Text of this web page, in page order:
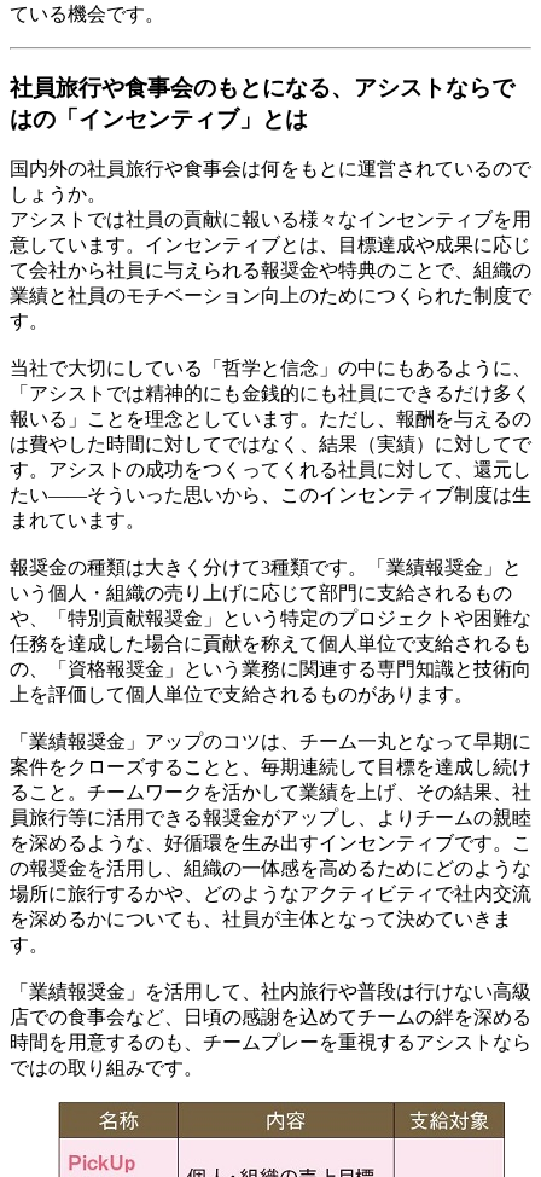
ている機会です。
社員旅行や食事会のもとになる、アシストならで
はの「インセンティブ」とは
国内外の社員旅行や食事会は何をもとに運営されているので
しょうか。
アシストでは社員の貢献に報いる様々なインセンティブを用
意しています。インセンティブとは、目標達成や成果に応じ
て会社から社員に与えられる報奨金や特典のことで、組織の
業績と社員のモチベーション向上のためにつくられた制度で
す。
当社で大切にしている「哲学と信念」の中にもあるように、
「アシストでは精神的にも金銭的にも社員にできるだけ多く
報いる」ことを理念としています。ただし、報酬を与えるの
は費やした時間に対してではなく、結果（実績）に対してで
す。アシストの成功をつくってくれる社員に対して、還元し
たい――そういった思いから、このインセンティブ制度は生
まれています。
報奨金の種類は大きく分けて3種類です。「業績報奨金」と
いう個人・組織の売り上げに応じて部門に支給されるもの
や、「特別貢献報奨金」という特定のプロジェクトや困難な
任務を達成した場合に貢献を称えて個人単位で支給されるも
の、「資格報奨金」という業務に関連する専門知識と技術向
上を評価して個人単位で支給されるものがあります。
「業績報奨金」アップのコツは、チーム一丸となって早期に
案件をクローズすることと、毎期連続して目標を達成し続け
ること。チームワークを活かして業績を上げ、その結果、社
員旅行等に活用できる報奨金がアップし、よりチームの親睦
を深めるような、好循環を生み出すインセンティブです。こ
の報奨金を活用し、組織の一体感を高めるためにどのような
場所に旅行するかや、どのようなアクティビティで社内交流
を深めるかについても、社員が主体となって決めていきま
す。
「業績報奨金」を活用して、社内旅行や普段は行けない高級
店での食事会など、日頃の感謝を込めてチームの絆を深める
時間を用意するのも、チームプレーを重視するアシストなら
ではの取り組みです。